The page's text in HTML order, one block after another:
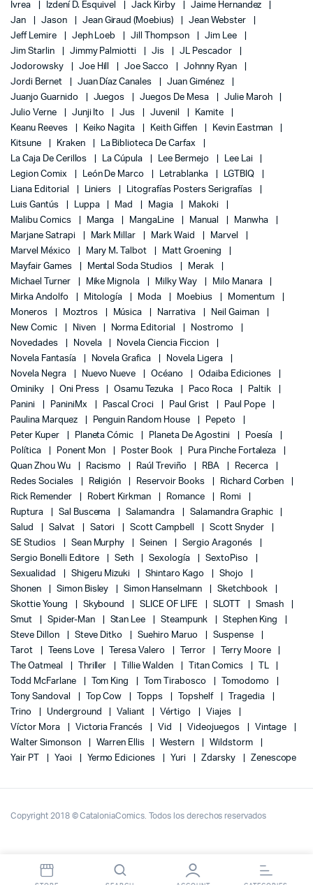
Ivrea
Izdení D. Esquivel Jack Kirby
Jaime Hernandez
Jan
Jason Jean Giraud (Moebius)
Jean Webster
Jeff Lemire
Jeph Loeb Jill Thompson
Jim Lee
Jim Starlin
Jimmy Palmiotti Jis
JL Pescador
Jodorowsky
Joe Hill Joe Sacco
Johnny Ryan
Jordi Bernet
Juan Díaz Canales
Juan Giménez
Juanjo Guarnido
Juegos Juegos De Mesa
Julie Maroh
Julio Verne
Junji Ito Jus Juvenil
Kamite
Keanu Reeves
Keiko Nagita Keith Giffen
Kevin Eastman
Kitsune
Kraken
La Biblioteca De Carfax
La Caja De Cerillos
La Cúpula Lee Bermejo
Lee Lai
Legion Comix
León De Marco Letrablanka
LGTBIQ
Liana Editorial
Liniers
Litografías Posters Serigrafías
Luis Gantús
Luppa Mad Magia
Makoki
Malibu Comics
Manga MangaLine Manual
Manwha
Marjane Satrapi
Mark Millar Mark Waid
Marvel
Marvel México
Mary M. Talbot
Matt Groening
Mayfair Games
Mental Soda Studios
Merak
Michael Turner
Mike Mignola Milky Way
Milo Manara
Mirka Andolfo
Mitología Moda Moebius
Momentum
Moneros
Moztros Música Narrativa
Neil Gaiman
New Comic
Niven Norma Editorial
Nostromo
Novedades
Novela
Novela Ciencia Ficcion
Novela Fantasía
Novela Grafica
Novela Ligera
Novela Negra
Nuevo Nueve Océano
Odaiba Ediciones
Ominiky
Oni Press Osamu Tezuka Paco Roca
Paltik
Panini
PaniniMx Pascal Croci Paul Grist
Paul Pope
Paulina Marquez
Penguin Random House
Pepeto
Peter Kuper
Planeta Cómic Planeta De Agostini
Poesía
Política
Ponent Mon Poster Book
Pura Pinche Fortaleza
Quan Zhou Wu
Racismo Raúl Treviño RBA
Recerca
Redes Sociales
Religión Reservoir Books
Richard Corben
Rick Remender
Robert Kirkman Romance
Romi
Ruptura
Sal Buscema Salamandra
Salamandra Graphic
Salud
Salvat Satori Scott Campbell
Scott Snyder
SE Studios
Sean Murphy Seinen
Sergio Aragonés
Sergio Bonelli Editore
Seth Sexología
SextoPiso
Sexualidad
Shigeru Mizuki Shintaro Kago
Shojo
Shonen
Simon Bisley Simon Hanselmann
Sketchbook
Skottie Young
Skybound SLICE OF LIFE SLOTT
Smash
Smut
Spider-Man Stan Lee Steampunk
Stephen King
Steve Dillon
Steve Ditko Suehiro Maruo
Suspense
Tarot
Teens Love Teresa Valero Terror
Terry Moore
The Oatmeal
Thriller Tillie Walden Titan Comics
TL
Todd McFarlane
Tom King Tom Tirabosco
Tomodomo
Tony Sandoval
Top Cow Topps Topshelf
Tragedia
Trino
Underground Valiant Vértigo
Viajes
Víctor Mora
Victoria Francés Vid Videojuegos
Vintage
Walter Simonson
Warren Ellis Western
Wildstorm
Yair PT
Yaoi Yermo Ediciones Yuri Zdarsky Zenescope
Copyright 2018 © CataloniaComics. Todos los derechos reservados